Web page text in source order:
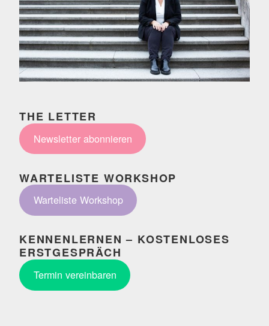
THE LETTER
Newsletter abonnieren
WARTELISTE WORKSHOP
Warteliste Workshop
KENNENLERNEN – KOSTENLOSES
ERSTGESPRÄCH
Termin vereinbaren